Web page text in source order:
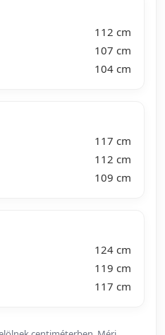
112 cm
107 cm
104 cm
117 cm
112 cm
109 cm
124 cm
119 cm
117 cm